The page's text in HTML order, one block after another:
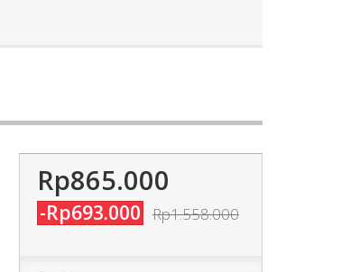
Rp865.000
-Rp693.000 Rp1.558.000